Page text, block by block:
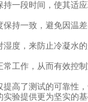
一段时间，使其适应
持一致，避免因温差
度，来防止冷凝水
工作，从而有效控
高了测试的可靠性
验提供更为坚实的